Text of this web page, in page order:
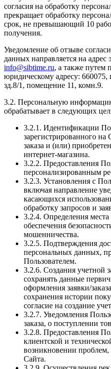
согласия на обработку
прекращает обработку
срок, не превышающий 10
получения.
Уведомление об отзыве
данных направляется на
info@sibtime.ru, а также путем
юридическому адресу: 660075,
зд.8/1, помещение 11, комн.9.
3.2. Персональную
обрабатывает в следующих
3.2.1. Идентификации
зарегистрированного
заказа и (или)
интернет-магазина.
3.2.2. Предоставления
персонализированным
3.2.3. Установления с
включая направление
касающихся
обработку запросов и
3.2.4. Определения
обеспечения
мошенничества.
3.2.5. Подтверждения
персональных данных,
Пользователем.
3.2.6. Создания учетной
сохранять данные
оформления заявки/
сохранения истории
согласие на создание
3.2.7. Уведомления
заказа, о поступлении
3.2.8. Предоставления
клиентской и
возникновении проблем,
Сайта.